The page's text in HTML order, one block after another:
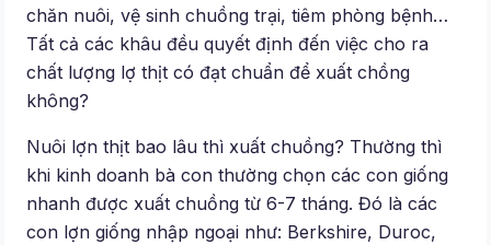
chăn nuôi, vệ sinh chuồng trại, tiêm phòng bệnh…
Tất cả các khâu đều quyết định đến việc cho ra
chất lượng lợ thịt có đạt chuẩn để xuất chồng
không?
Nuôi lợn thịt bao lâu thì xuất chuồng? Thường thì
khi kinh doanh bà con thường chọn các con giống
nhanh được xuất chuồng từ 6-7 tháng. Đó là các
con lợn giống nhập ngoại như: Berkshire, Duroc,